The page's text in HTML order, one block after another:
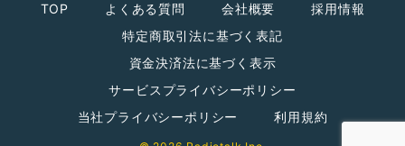
TOP よくある質問 会社概要
採用情報
特定商取引法に基づく表記
資金決済法に基づく表示
サービスプライバシーポリシー
当社プライバシーポリシー
利用規約